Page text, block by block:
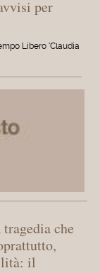
per
Libero 'Claudia
che
il